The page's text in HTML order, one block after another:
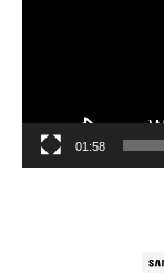
01:58